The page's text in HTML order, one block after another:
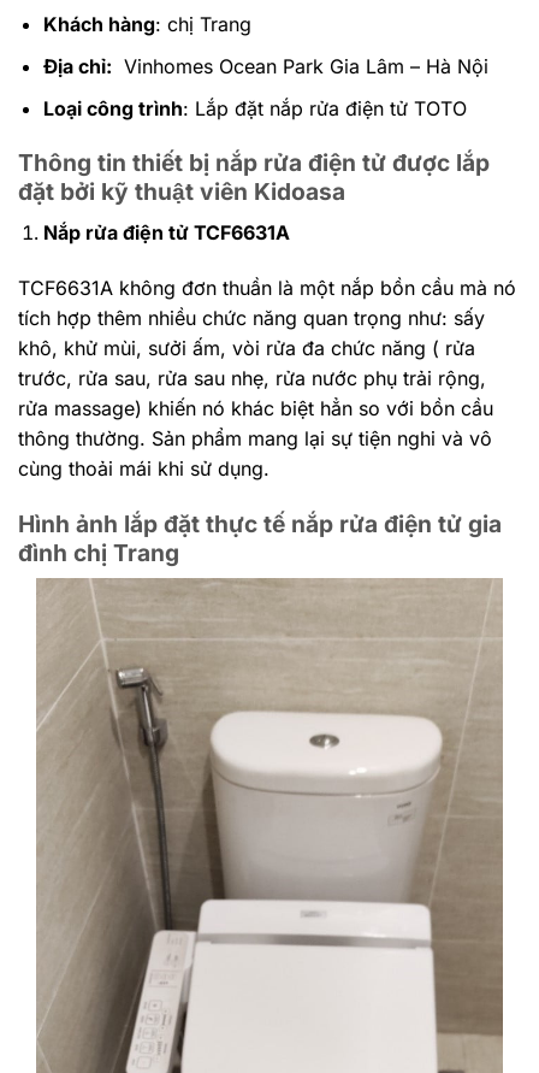
Khách hàng: chị Trang
Địa chỉ: Vinhomes Ocean Park Gia Lâm – Hà Nội
Loại công trình: Lắp đặt nắp rửa điện tử TOTO
Thông tin thiết bị nắp rửa điện tử được lắp
đặt bởi kỹ thuật viên Kidoasa
Nắp rửa điện tử TCF6631A
TCF6631A không đơn thuần là một nắp bồn cầu mà nó
tích hợp thêm nhiều chức năng quan trọng như: sấy
khô, khử mùi, sưởi ấm, vòi rửa đa chức năng ( rửa
trước, rửa sau, rửa sau nhẹ, rửa nước phụ trải rộng,
rửa massage) khiến nó khác biệt hẳn so với bồn cầu
thông thường. Sản phẩm mang lại sự tiện nghi và vô
cùng thoải mái khi sử dụng.
Hình ảnh lắp đặt thực tế nắp rửa điện tử gia
đình chị Trang